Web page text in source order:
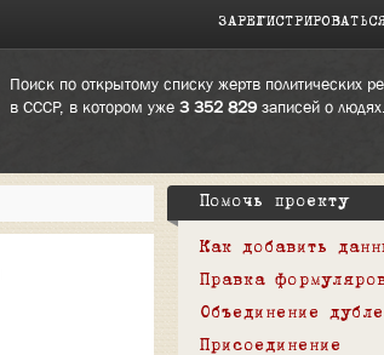
Поиск по открытому списку жертв политических
в СССР, в котором уже 3 352 829записей о людях.
Помочь проекту
Как добавить
Правка
Объединение
Присоединение